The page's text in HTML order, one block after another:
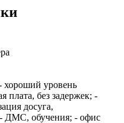
хороший уровень
плата, без задержек; -
досуга,
ДМС, обучения; - офис